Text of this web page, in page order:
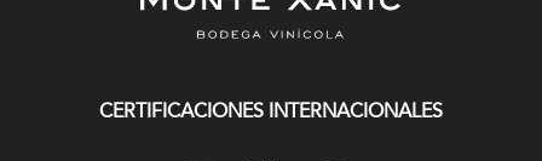
CERTIFICACIONES INTERNACIONALES